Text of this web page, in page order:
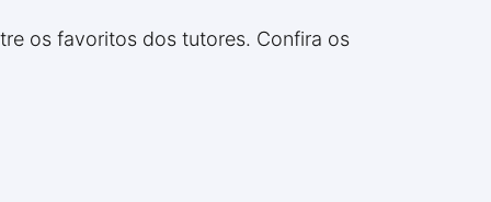
os favoritos dos tutores. Confira os